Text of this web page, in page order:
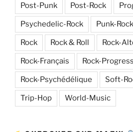
Post-Punk Post-Rock
Psychedelic-Rock Punk-Rock
Rock Rock & Roll Rock-
Rock-Français Rock-
Rock-Psychédélique Soft-
Trip-Hop World-Music